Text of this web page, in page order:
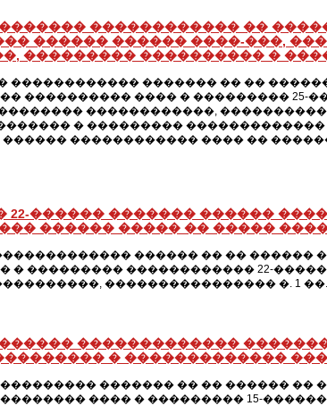
������������ ��
������ ������ ����-���,
��������� ���������� �
������� �� ��
���������� ���� � ��������� 25-
������������,
� ���������
������ ������������ ���� ��
������ ������� ������
������ ����� �� �����
������ �� �� ������
� ��������� ������������ 22-
���������������� �. 1 ��.
�������������
� �������������
������� �� �� ������ ��
���� � ��������� 15-